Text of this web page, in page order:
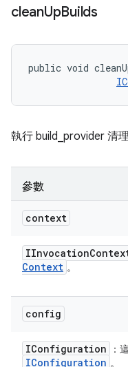
cleanUpBuilds
public void
執行 build_provider 清
參數
context
IInvocation
Context 。
config
IConfiguration ：
IConfiguration 。